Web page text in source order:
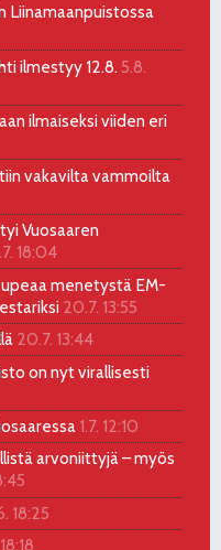
Liinamaanpuistossa
ilmestyy 12.8. 5.8.
ilmaiseksi viiden eri
vakavilta vammoilta
Vuosaaren
18:04
menetystä EM-
20.7. 13:55
20.7. 13:44
on nyt virallisesti
1.7. 12:10
arvoniittyjä – myös
18:25